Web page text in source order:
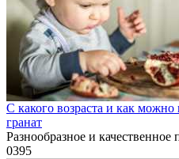
С какого возраста и как можно
гранат
Разнообразное и качественное
0395